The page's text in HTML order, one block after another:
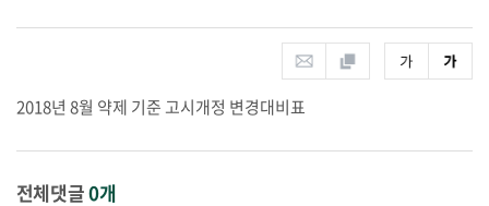
2018년 8월 약제 기준 고시개정 변경대비표
전체댓글0개